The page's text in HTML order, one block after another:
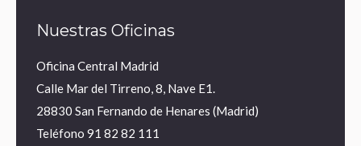
Nuestras Oficinas
Oficina Central Madrid
Calle Mar del Tirreno, 8, Nave E1.
28830 San Fernando de Henares (Madrid)
Teléfono 91 82 82 111